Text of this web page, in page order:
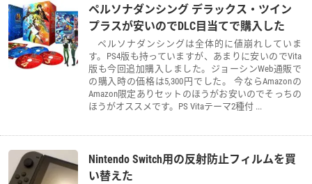
ペルソナダンシング デラックス・ツイン
プラスが安いのでDLC目当てで購入した
ペルソナダンシングは全体的に値崩れしていま
す。PS4版も持っていますが、あまりに安いのでVita
版も今回追加購入しました。ジョーシンWeb通販で
の購入時の価格は5,300円でした。 今ならAmazonの
Amazon限定ありセットのほうがお安いのでそっちの
ほうがオススメです。PS Vitaテーマ2種付 ...
Nintendo Switch用の反射防止フィルムを買
い替えた